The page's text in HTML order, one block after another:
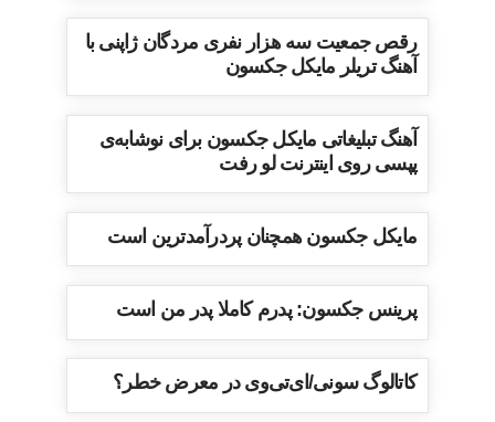
رقص جمعیت سه هزار نفری مردگان ژاپنی با
آهنگ تریلر مایکل جکسون
آهنگ تبلیغاتی مایکل جکسون برای نوشابه‌ی
پپسی روی اینترنت لو رفت
مایکل جکسون همچنان پردرآمدترین است
پرینس جکسون: پدرم کاملا پدر من است
کاتالوگ سونی/ای‌تی‌وی در معرض خطر؟